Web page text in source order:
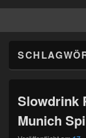
Slowdrink
Munich